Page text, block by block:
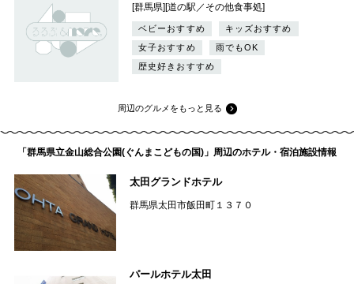
[群馬県][道の駅／その他食事処]
ベビーおすすめ
キッズおすすめ
女子おすすめ
雨でもOK
歴史好きおすすめ
周辺のグルメをもっと見る
「群馬県立金山総合公園(ぐんまこどもの国)」周辺のホテル・宿泊施設情報
太田グランドホテル
群馬県太田市飯田町１３７０
パールホテル太田